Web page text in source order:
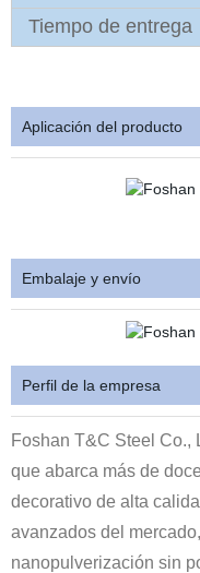
Tiempo de entrega
Aplicación del producto
Embalaje y envío
Perfil de la empresa
Foshan T&C Steel Co.,
que abarca más de
decorativo de alta
avanzados del
nanopulverización sin